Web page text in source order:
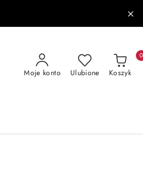
Moje konto Ulubione Koszyk
0